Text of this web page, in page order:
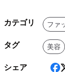
カテゴリ ファ
タグ 美容
シェア